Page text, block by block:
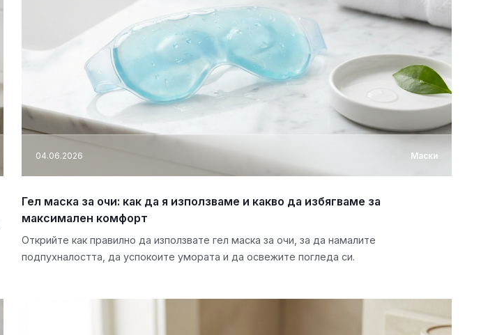
04.06.2026 Маски
Гел маска за очи: как да я използваме и какво да избягваме за
максимален комфорт
Открийте как правилно да използвате гел маска за очи, за да намалите
подпухналостта, да успокоите умората и да освежите погледа си.